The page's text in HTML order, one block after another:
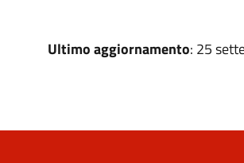
Ultimo aggiornamento: 25